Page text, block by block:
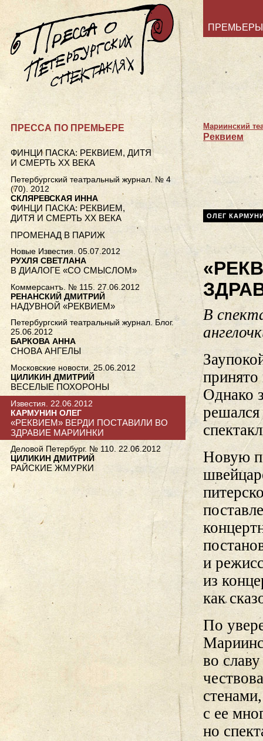
ПРЕМЬЕРЫ
Мариинский
Реквием
ОЛЕГ
В
Однако
Новую
и
из
как
По
во
с ее
но
ПРЕССА ПО ПРЕМЬЕРЕ
ФИНЦИ ПАСКА: РЕКВИЕМ, ДИТЯ
И СМЕРТЬ XX ВЕКА
Петербургский театральный журнал. № 4
(70). 2012
СКЛЯРЕВСКАЯ ИННА
ФИНЦИ ПАСКА: РЕКВИЕМ,
ДИТЯ И СМЕРТЬ XX ВЕКА
ПРОМЕНАД В ПАРИЖ
Новые Известия. 05.07.2012
РУХЛЯ СВЕТЛАНА
В ДИАЛОГЕ «СО СМЫСЛОМ»
Коммерсантъ. № 115. 27.06.2012
РЕНАНСКИЙ ДМИТРИЙ
НАДУВНОЙ «РЕКВИЕМ»
Петербургский театральный журнал. Блог.
25.06.2012
БАРКОВА АННА
СНОВА АНГЕЛЫ
Московские новости. 25.06.2012
ЦИЛИКИН ДМИТРИЙ
ВЕСЕЛЫЕ ПОХОРОНЫ
Известия. 22.06.2012
КАРМУНИН ОЛЕГ
«РЕКВИЕМ» ВЕРДИ ПОСТАВИЛИ ВО
ЗДРАВИЕ МАРИИНКИ
Деловой Петербург. № 110. 22.06.2012
ЦИЛИКИН ДМИТРИЙ
РАЙСКИЕ ЖМУРКИ